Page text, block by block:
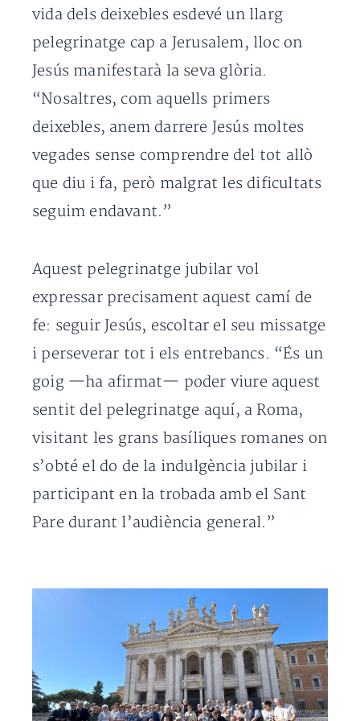
vida dels deixebles esdevé un llarg
pelegrinatge cap a Jerusalem, lloc on
Jesús manifestarà la seva glòria.
“Nosaltres, com aquells primers
deixebles, anem darrere Jesús moltes
vegades sense comprendre del tot allò
que diu i fa, però malgrat les dificultats
seguim endavant.”
Aquest pelegrinatge jubilar vol
expressar precisament aquest camí de
fe: seguir Jesús, escoltar el seu missatge
i perseverar tot i els entrebancs. “És un
goig —ha afirmat— poder viure aquest
sentit del pelegrinatge aquí, a Roma,
visitant les grans basíliques romanes on
s’obté el do de la indulgència jubilar i
participant en la trobada amb el Sant
Pare durant l’audiència general.”